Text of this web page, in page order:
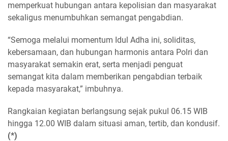
memperkuat hubungan antara kepolisian dan masyarakat
sekaligus menumbuhkan semangat pengabdian.
“Semoga melalui momentum Idul Adha ini, soliditas,
kebersamaan, dan hubungan harmonis antara Polri dan
masyarakat semakin erat, serta menjadi penguat
semangat kita dalam memberikan pengabdian terbaik
kepada masyarakat,” imbuhnya.
Rangkaian kegiatan berlangsung sejak pukul 06.15 WIB
hingga 12.00 WIB dalam situasi aman, tertib, dan kondusif.
(*)